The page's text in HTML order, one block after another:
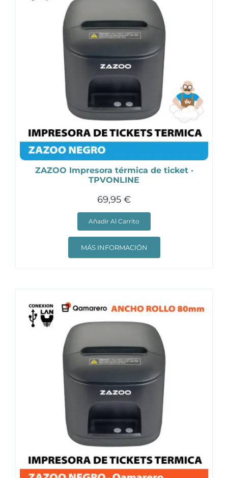
ZAZOO Impresora térmica de ticket ·
TPVONLINE
69,95 €
Añadir Al Carrito
MÁS INFORMACIÓN